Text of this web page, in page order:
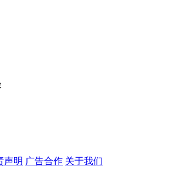
声明 广告合作 关于我们